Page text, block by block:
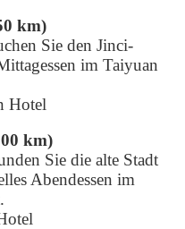
km)
Sie den Jinci-
im Taiyuan
Hotel
km)
Sie die alte Stadt
Abendessen im